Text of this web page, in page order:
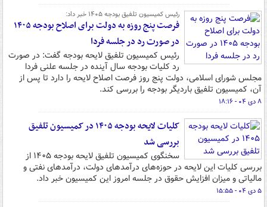
رئیس کمیسیون تلفیق بودجه ۱۴۰۵ خبر داد:
فرصت پنج روزه به دولت برای اصلاح بودجه ۱۴۰۵
در صورت رد در جلسه فردا
رئیس کمیسیون تلفیق لایحه بودجه گفت: در صورت
رد کلیات بودجه سال آینده در جلسه علنی فردا
مجلس شورای اسلامی، دولت پنج روز فرصت اصلاح لایحه را دارد تا پس از
آن، کمیسیون تلفیق باردیگر بودجه را بررسی کند.
۸ دی ۰۴ - ۱۸:۱۶
کلیات لایحه بودجه ۱۴۰۵ در کمیسیون تلفیق
بررسی شد
سخنگوی کمیسیون تلفیق لایحه بودجه ۱۴۰۵ از
بررسی کلیات این لایحه در حوزه‌های درآمدهای دولت، درآمدهای نفتی و
مالیاتی و میزان افزایش حقوق در جلسه امروز این کمیسیون خبر داد.
۵ دی ۰۴ - ۱۵:۵۵